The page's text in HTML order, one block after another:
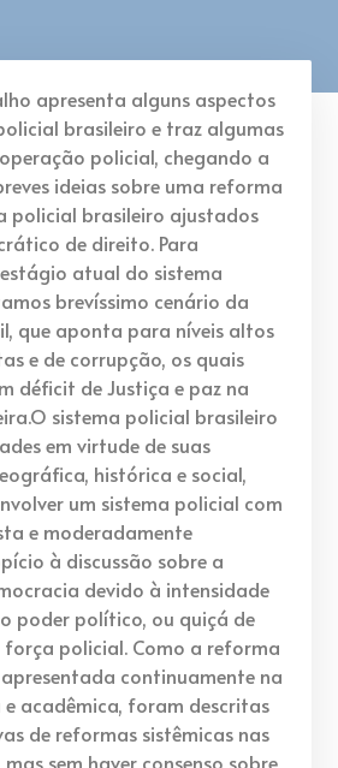
apresenta alguns aspectos
brasileiro e traz algumas
policial, chegando a
ideias sobre uma reforma
policial brasileiro ajustados
de direito. Para
atual do sistema
brevíssimo cenário da
que aponta para níveis altos
e de corrupção, os quais
déficit de Justiça e paz na
sistema policial brasileiro
em virtude de suas
histórica e social,
um sistema policial com
e moderadamente
à discussão sobre a
devido à intensidade
poder político, ou quiçá de
policial. Como a reforma
continuamente na
acadêmica, foram descritas
de reformas sistêmicas nas
sem haver consenso sobre